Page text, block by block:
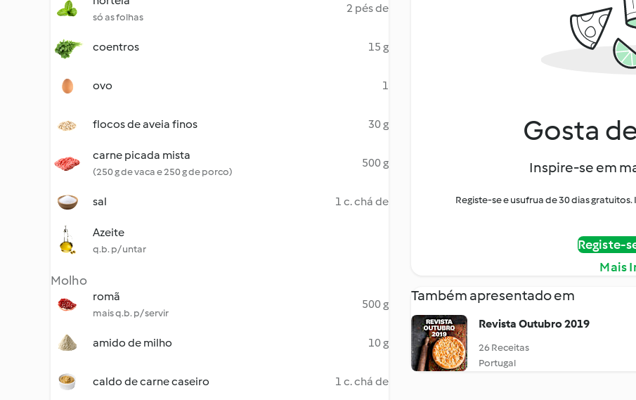
só as folhas
2 pés de
coentros 15 g
ovo 1
flocos de aveia finos 30 g
carne picada mista
(250 g de vaca e 250 g de porco)
500 g
sal 1 c. chá de
Azeite
q.b. p/ untar
Molho
romã
mais q.b. p/ servir
500 g
amido de milho 10 g
caldo de carne caseiro
1 c. chá de
Gosta
Inspire-se em
Registe-se e usufrua de 30 dias
Registe-
Mais
Também apresentado em
Revista Outubro 2019
26 Receitas
Portugal